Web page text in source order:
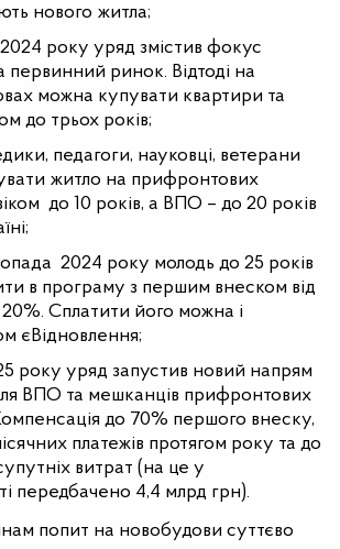
нового житла;
року уряд змістив фокус
первинний ринок. Відтоді на
можна купувати квартири та
до трьох років;
педагоги, науковці, ветерани
житло на прифронтових
до 10 років, а ВПО – до 20 років
2024 року молодь до 25 років
в програму з першим внеском від
20%. Сплатити його можна і
єВідновлення;
року уряд запустив новий напрям
ВПО та мешканців прифронтових
до 70% першого внеску,
платежів протягом року та до
витрат (на це у
передбачено 4,4 млрд грн).
попит на новобудови суттєво